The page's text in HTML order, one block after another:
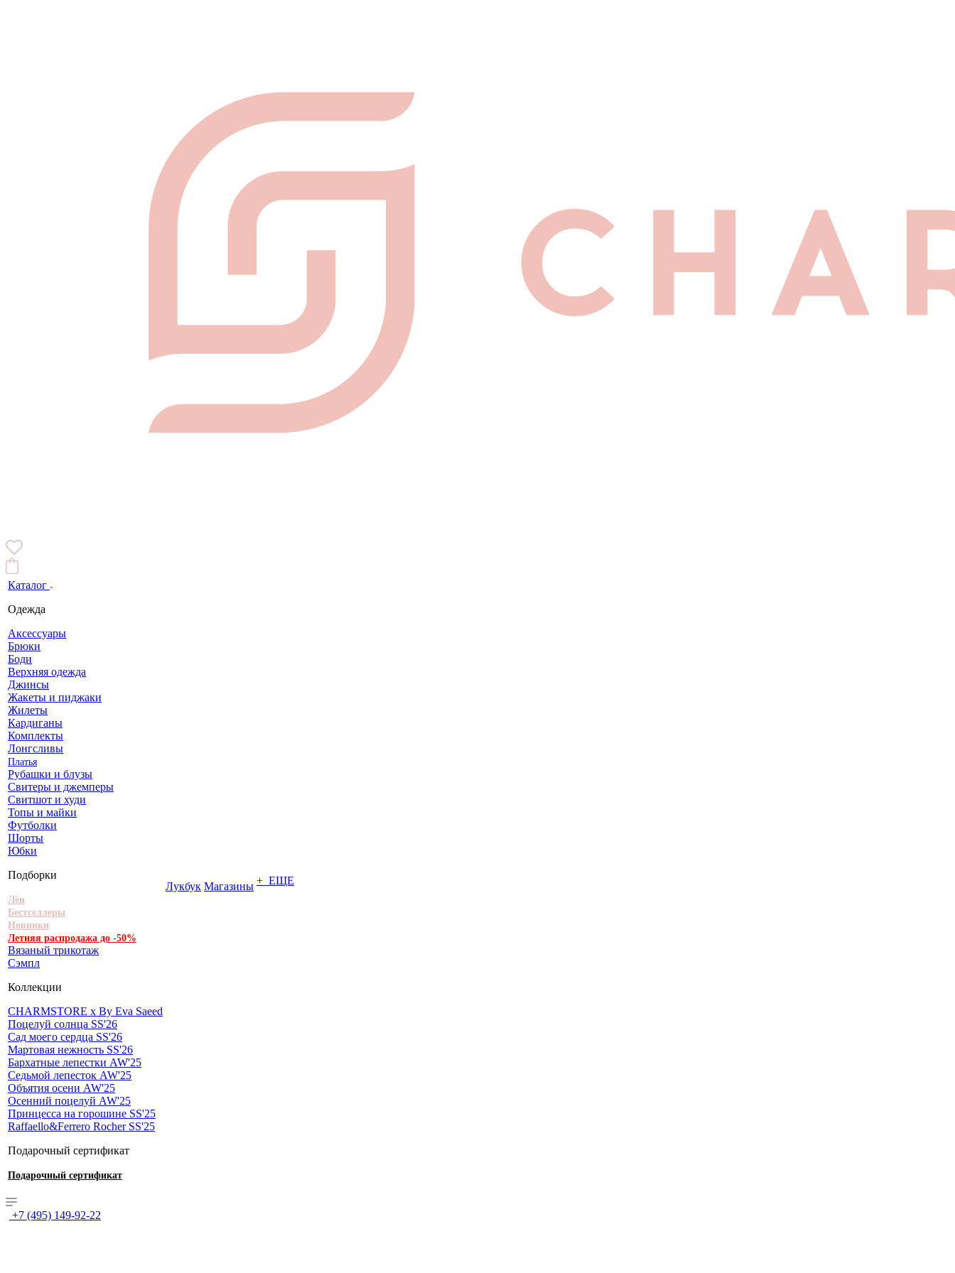
Каталог
Одежда
Аксессуары
Брюки
Боди
Верхняя одежда
Джинсы
Жакеты и пиджаки
Жилеты
Кардиганы
Комплекты
Лонгсливы
Платья
Рубашки и блузы
Свитеры и джемперы
Свитшот и худи
Топы и майки
Футболки
Шорты
Юбки
Подборки
Лён
Бестселлеры
Новинки
Летняя распродажа до -50%
Вязаный трикотаж
Сэмпл
Коллекции
CHARMSTORE х By Eva Saeed
Поцелуй солнца SS'26
Сад моего сердца SS'26
Мартовая нежность SS'26
Бархатные лепестки AW'25
Седьмой лепесток AW'25
Объятия осени AW'25
Осенний поцелуй AW'25
Принцесса на горошине SS'25
Raffaello&Ferrero Rocher SS'25
Подарочный сертификат
Подарочный сертификат
Лукбук Магазины + ЕЩЕ
+7 (495) 149-92-22